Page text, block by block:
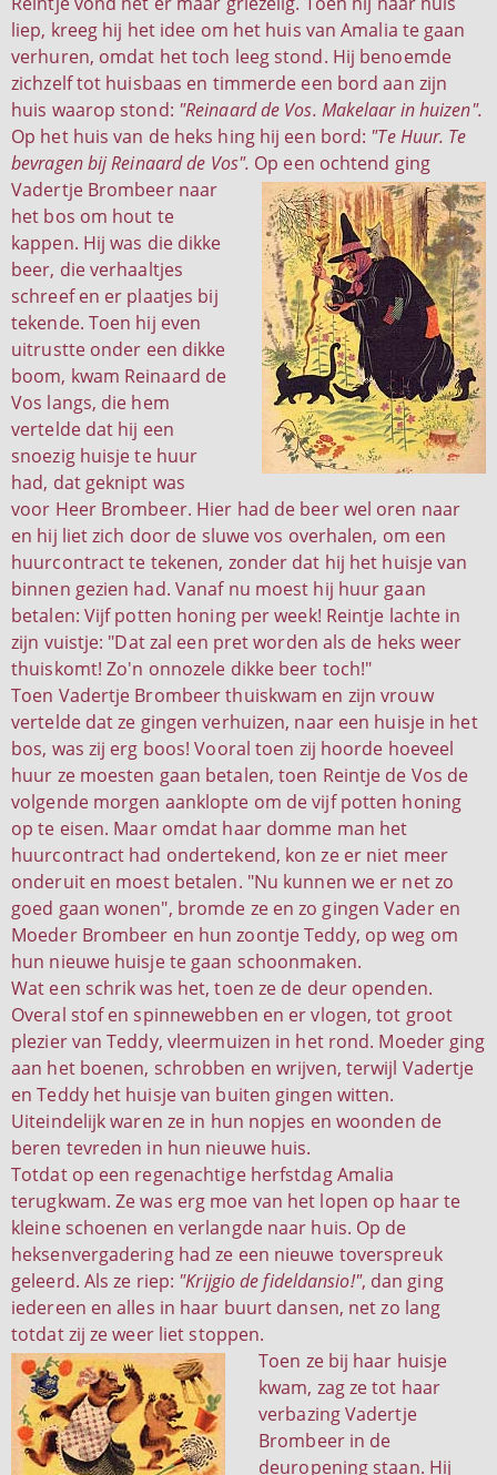
liep, kreeg hij het idee om het huis van Amalia te gaan
verhuren, omdat het toch leeg stond. Hij benoemde
zichzelf tot huisbaas en timmerde een bord aan zijn
huis waarop stond: "Reinaard de Vos. Makelaar in huizen".
Op het huis van de heks hing hij een bord: "Te Huur. Te
bevragen bij Reinaard de Vos". Op een ochtend ging
Vadertje Brombeer naar
het bos om hout te
kappen. Hij was die dikke
beer, die verhaaltjes
schreef en er plaatjes bij
tekende. Toen hij even
uitrustte onder een dikke
boom, kwam Reinaard de
Vos langs, die hem
vertelde dat hij een
snoezig huisje te huur
had, dat geknipt was
voor Heer Brombeer. Hier had de beer wel oren naar
en hij liet zich door de sluwe vos overhalen, om een
huurcontract te tekenen, zonder dat hij het huisje van
binnen gezien had. Vanaf nu moest hij huur gaan
betalen: Vijf potten honing per week! Reintje lachte in
zijn vuistje: "Dat zal een pret worden als de heks weer
thuiskomt! Zo'n onnozele dikke beer toch!"
Toen Vadertje Brombeer thuiskwam en zijn vrouw
vertelde dat ze gingen verhuizen, naar een huisje in het
bos, was zij erg boos! Vooral toen zij hoorde hoeveel
huur ze moesten gaan betalen, toen Reintje de Vos de
volgende morgen aanklopte om de vijf potten honing
op te eisen. Maar omdat haar domme man het
huurcontract had ondertekend, kon ze er niet meer
onderuit en moest betalen. "Nu kunnen we er net zo
goed gaan wonen", bromde ze en zo gingen Vader en
Moeder Brombeer en hun zoontje Teddy, op weg om
hun nieuwe huisje te gaan schoonmaken.
Wat een schrik was het, toen ze de deur openden.
Overal stof en spinnewebben en er vlogen, tot groot
plezier van Teddy, vleermuizen in het rond. Moeder ging
aan het boenen, schrobben en wrijven, terwijl Vadertje
en Teddy het huisje van buiten gingen witten.
Uiteindelijk waren ze in hun nopjes en woonden de
beren tevreden in hun nieuwe huis.
Totdat op een regenachtige herfstdag Amalia
terugkwam. Ze was erg moe van het lopen op haar te
kleine schoenen en verlangde naar huis. Op de
heksenvergadering had ze een nieuwe toverspreuk
geleerd. Als ze riep: "Krijgio de fideldansio!", dan ging
iedereen en alles in haar buurt dansen, net zo lang
totdat zij ze weer liet stoppen.
Toen ze bij haar huisje
kwam, zag ze tot haar
verbazing Vadertje
Brombeer in de
deuropening staan. Hij